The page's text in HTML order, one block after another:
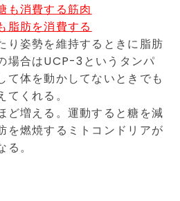
も消費する筋肉
脂肪を消費する
り姿勢を維持するときに脂肪
場合はUCP-3というタンパ
て体を動かしてないときでも
くれる。
ど増える。運動すると糖を減
を燃焼するミトコンドリアが
。